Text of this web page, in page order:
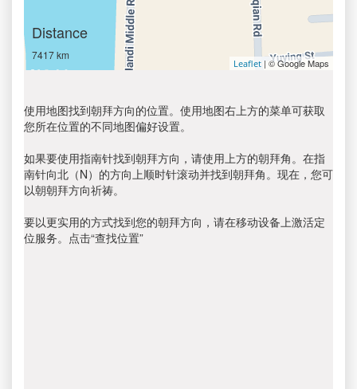
Distance
7417 km
Leaflet | © Google Maps
使用地图找到朝拜方向的位置。使用地图右上方的菜单可获取
您所在位置的不同地图偏好设置。
如果要使用指南针找到朝拜方向，请使用上方的朝拜角。在指
南针向北（N）的方向上顺时针滚动并找到朝拜角。现在，您可
以朝朝拜方向祈祷。
要以更实用的方式找到您的朝拜方向，请在移动设备上激活定
位服务。点击“查找位置”